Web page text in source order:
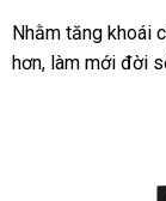
Nhằm tăng khoái
hơnthông
, làm mới đời